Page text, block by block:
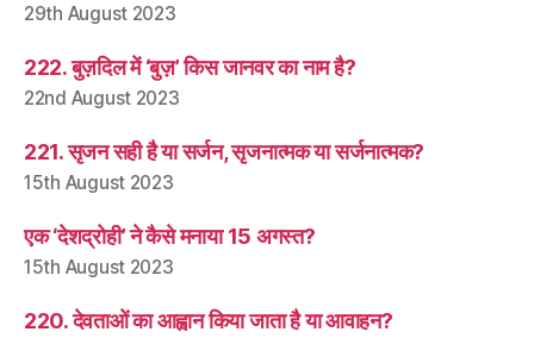
29th August 2023
222. बुज़दिल में ‘बुज़’ किस जानवर का नाम है?
22nd August 2023
221. सृजन सही है या सर्जन, सृजनात्मक या सर्जनात्मक?
15th August 2023
एक ‘देशद्रोही’ ने कैसे मनाया 15 अगस्त?
15th August 2023
220. देवताओं का आह्वान किया जाता है या आवाहन?